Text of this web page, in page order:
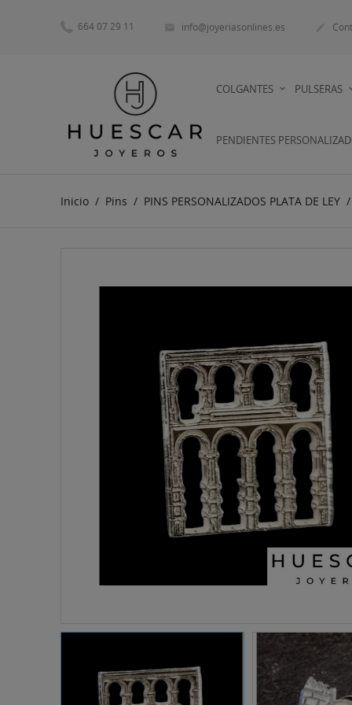
664 07 29 11 info@joyeriasonlines.es
COLGANTES PULSERAS
PENDIENTES
Inicio Pins PINS PERSONALIZADOS PLATA DE LEY